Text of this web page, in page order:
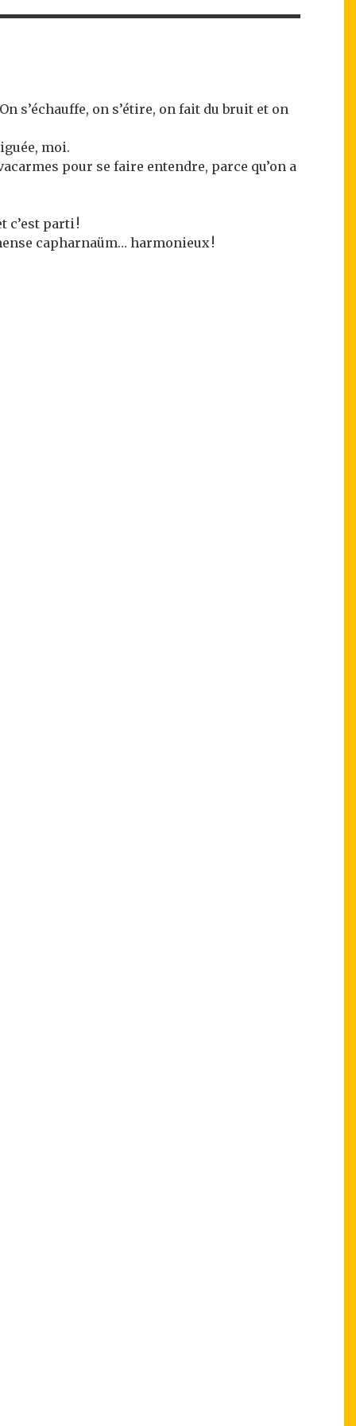
s’échauffe, on s’étire, on fait du bruit et on
moi.
pour se faire entendre, parce qu’on a
c’est parti !
capharnaüm… harmonieux !